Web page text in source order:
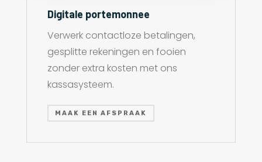
Digitale portemonnee
Verwerk contactloze betalingen,
gesplitte rekeningen en fooien
zonder extra kosten met ons
kassasysteem.
MAAK EEN AFSPRAAK